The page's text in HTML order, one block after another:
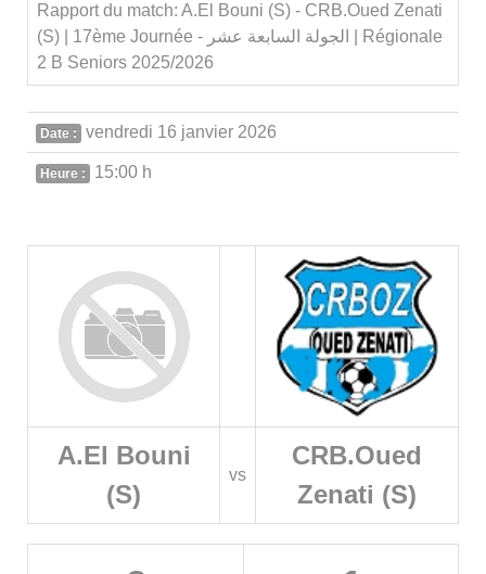
Rapport du match: A.El Bouni (S) - CRB.Oued Zenati
(S) | 17ème Journée - الجولة السابعة عشر | Régionale
2 B Seniors 2025/2026
Date : vendredi 16 janvier 2026
Heure : 15:00 h
A.El Bouni
(S)
vs
CRB.Oued
Zenati (S)